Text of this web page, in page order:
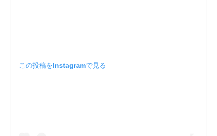
この投稿をInstagramで見る